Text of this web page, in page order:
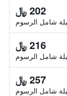
202 ﷼
شامل الرسوم
216 ﷼
شامل الرسوم
257 ﷼
شامل الرسوم